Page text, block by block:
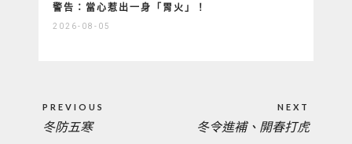
警告：當心惹出一身「胃火」！
2026-08-05
導
PREVIOUS
PREVIOUS
冬防五寒
NEXT
NEXT
冬令進補、開春打虎